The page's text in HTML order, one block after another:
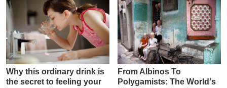
इ
म
ई
-
पे
प